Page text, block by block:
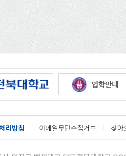
리방침 이메일무단수집거부 찾아